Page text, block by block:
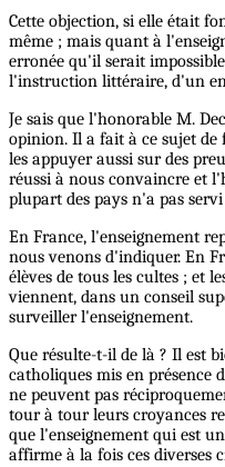
Cette objection, si elle était
même ; mais quant à
erronée qu'il serait
l'instruction littéraire, d'un
Je sais que l'honorable M.
opinion. Il a fait à ce sujet de
les appuyer aussi sur des
réussi à nous convaincre et
plupart des pays n'a pas
En France, l'enseignement
nous venons d'indiquer. En
élèves de tous les cultes ; et
viennent, dans un conseil
surveiller l'enseignement.
Que résulte-t-il de là ? Il est
catholiques mis en
ne peuvent pas
tour à tour leurs croyances
que l'enseignement qui est
affirme à la fois ces diverses